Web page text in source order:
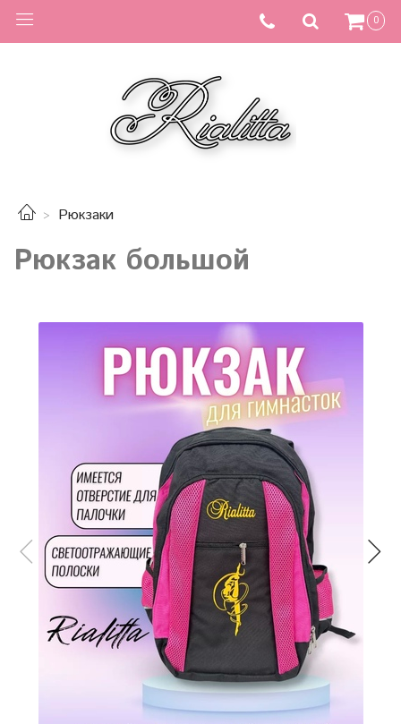
0
Рюкзаки
Рюкзак большой